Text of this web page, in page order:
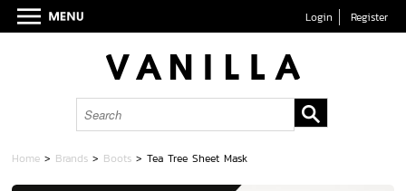
Login Register
Home > Brands > Boots >Tea Tree Sheet Mask